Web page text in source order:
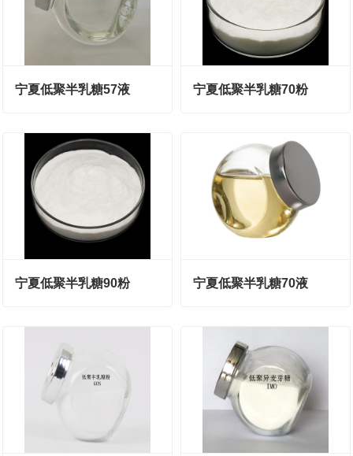
宁夏低聚半乳糖57液 宁夏低聚半乳糖70粉
宁夏低聚半乳糖90粉 宁夏低聚半乳糖70液